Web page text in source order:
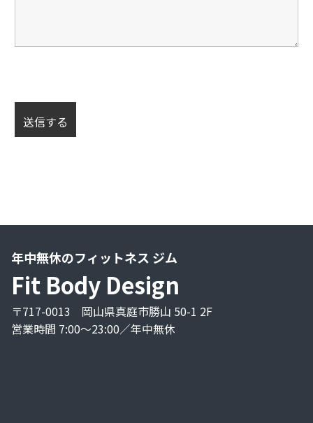
年中無休のフィットネス ジム
Fit Body Design
〒717-0013 岡山県真庭市勝山 50-1 2F
営業時間 7:00〜23:00／年中無休